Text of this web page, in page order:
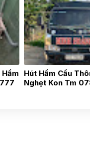
Hút Hầm Cầu
Nghẹt Kon Tm